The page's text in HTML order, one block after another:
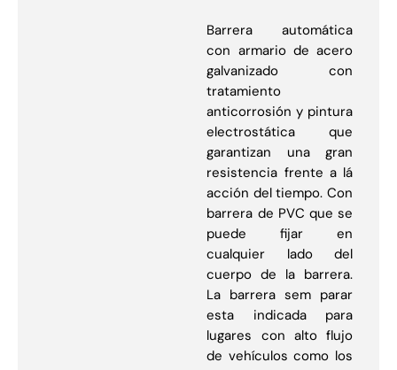
Barrera automática
con armario de acero
galvanizado con
tratamiento
anticorrosión y pintura
electrostática que
garantizan una gran
resistencia frente a lá
acción del tiempo. Con
barrera de PVC que se
puede fijar en
cualquier lado del
cuerpo de la barrera.
La barrera sem parar
esta indicada para
lugares con alto flujo
de vehículos como los